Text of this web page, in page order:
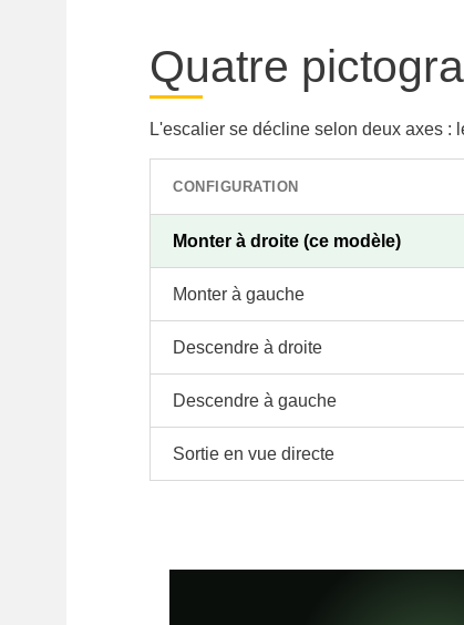
Quatre
L'escalier se décline selon deux axes :
CONFIGURATION
Monter à droite (ce modèle)
Monter à gauche
Descendre à droite
Descendre à gauche
Sortie en vue directe